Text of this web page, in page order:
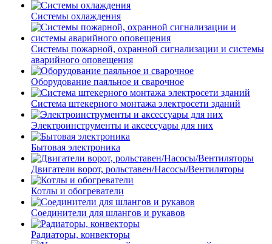
Системы охлаждения
Системы пожарной, охранной сигнализации и системы
аварийного оповещения
Оборудование паяльное и сварочное
Система штекерного монтажа электросети зданий
Электроинструменты и аксессуары для них
Бытовая электроника
Двигатели ворот, рольставен/Насосы/Вентиляторы
Котлы и обогреватели
Соединители для шлангов и рукавов
Радиаторы, конвекторы